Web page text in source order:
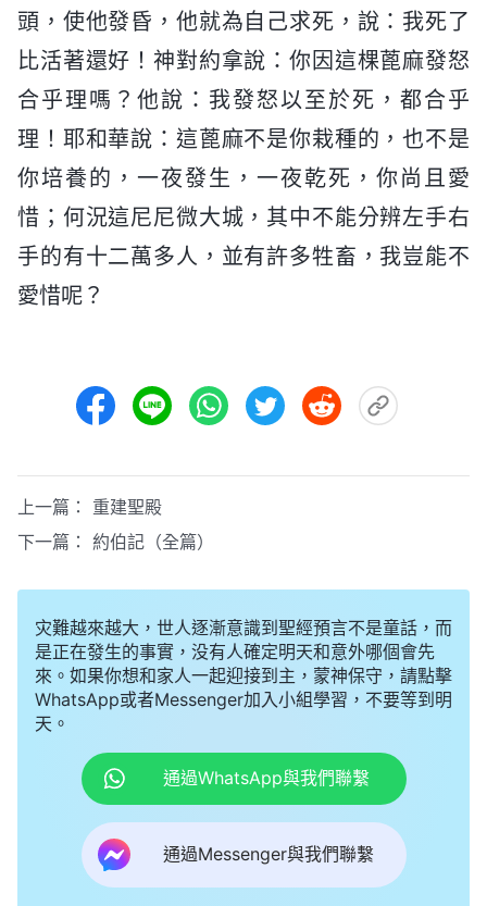
頭，使他發昏，他就為自己求死，說：我死了
比活著還好！神對約拿說：你因這棵蓖麻發怒
合乎理嗎？他說：我發怒以至於死，都合乎
理！耶和華說：這蓖麻不是你栽種的，也不是
你培養的，一夜發生，一夜乾死，你尚且愛
惜；何況這尼尼微大城，其中不能分辨左手右
手的有十二萬多人，並有許多牲畜，我豈能不
愛惜呢？
上一篇： 重建聖殿
下一篇： 約伯記（全篇）
灾難越來越大，世人逐漸意識到聖經預言不是童話，而
是正在發生的事實，没有人確定明天和意外哪個會先
來。如果你想和家人一起迎接到主，蒙神保守，請點擊
WhatsApp或者Messenger加入小組學習，不要等到明
天。
通過WhatsApp與我們聯繫
通過Messenger與我們聯繫